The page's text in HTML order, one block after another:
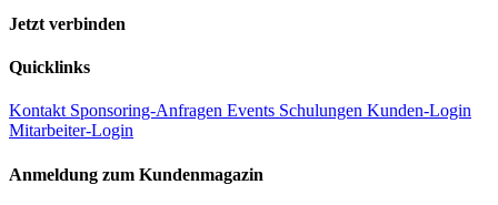
Jetzt verbinden
Quicklinks
Kontakt Sponsoring-Anfragen Events Schulungen Kunden-Login
Mitarbeiter-Login
Anmeldung zum Kundenmagazin